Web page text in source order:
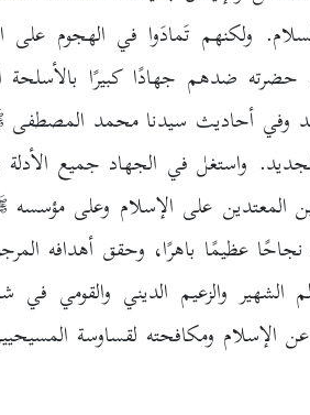
ولكنهم تَمادَوا في الهجوم على
ضدهم جهادًا كبيرًا بالأسلحة
وفي أحاديث سيدنا محمد المصطفى
واستغل في الجهاد جميع الأدلة
المعتدين على الإسلام وعلى مؤسسه
عظيمًا باهرًا، وحقق أهدافه
الشهير والزعيم الديني والقومي في
الإسلام ومكافحته لقساوسة